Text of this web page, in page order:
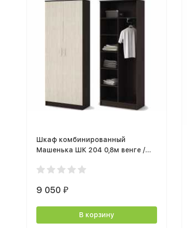
Шкаф комбинированный
Машенька ШК 204 0,8м венге /
9 050 ₽
В корзину